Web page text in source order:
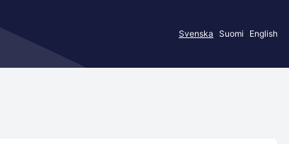
Svenska Suomi English